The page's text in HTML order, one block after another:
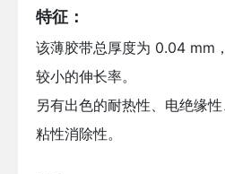
特征：
该薄胶带总厚度为 0.04 mm
较小的伸长率。
另有出色的耐热性、电绝缘
粘性消除性。